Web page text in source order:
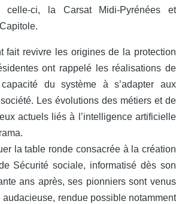
la Carsat Midi‑Pyrénées et
fait revivre les origines de la protection
ont rappelé les réalisations de
du système à s’adapter aux
Les évolutions des métiers et de
actuels liés à l’intelligence artificielle
la table ronde consacrée à la création
Sécurité sociale, informatisé dès son
ans après, ses pionniers sont venus
audacieuse, rendue possible notamment